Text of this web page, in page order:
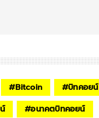
#Bitcoin #บิทคอยน์
#อนาคตบิทคอยน์